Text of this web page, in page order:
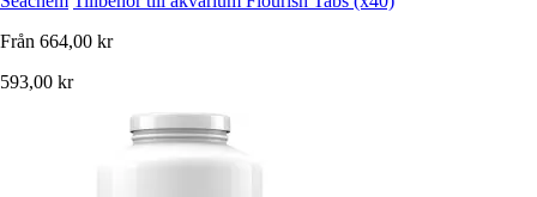
Från 664,00 kr
593,00 kr